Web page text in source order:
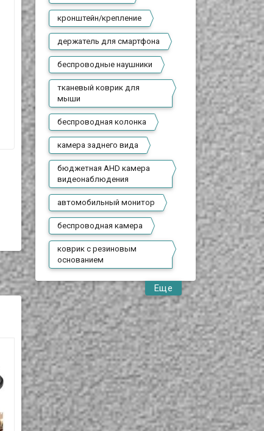
кронштейн/крепление
держатель для смартфона
беспроводные наушники
тканевый коврик для
мыши
беспроводная колонка
камера заднего вида
бюджетная AHD камера
видеонаблюдения
автомобильный монитор
беспроводная камера
коврик с резиновым
основанием
Еще